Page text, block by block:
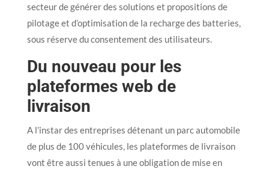
secteur de générer des solutions et propositions de
pilotage et d’optimisation de la recharge des batteries,
sous réserve du consentement des utilisateurs.
Du nouveau pour les
plateformes web de
livraison
A l’instar des entreprises détenant un parc automobile
de plus de 100 véhicules, les plateformes de livraison
vont être aussi tenues à une obligation de mise en